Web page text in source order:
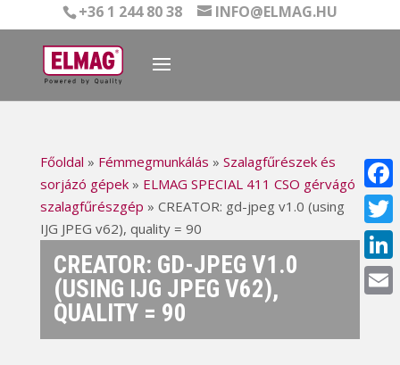
+36 1 244 80 38 INFO@ELMAG.HU
Főoldal » Fémmegmunkálás » Szalagfűrészek és
sorjázó gépek» ELMAG SPECIAL 411 CSO gérvágó
szalagfűrészgép » CREATOR: gd-jpeg v1.0 (using
IJG JPEG v62), quality = 90
CREATOR: GD-JPEG V1.0
(USING IJG JPEG V62),
QUALITY = 90